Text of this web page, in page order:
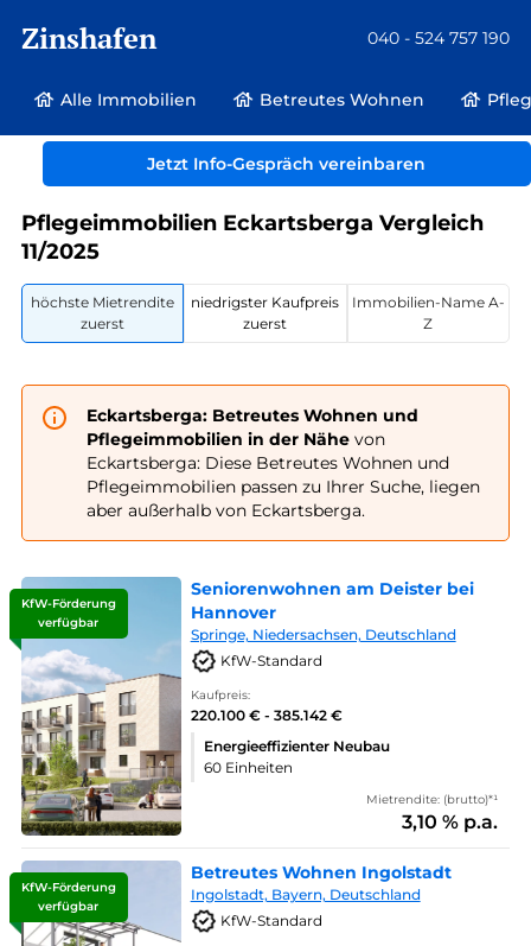
Zinshafen 040 - 524 757 190
Alle Immobilien Betreutes Wohnen
Jetzt Info-Gespräch vereinbaren
Betreutes Wohnen und Pflegeimmobilien Deutschland
Pflegeimmobilien Eckartsberga Vergleich
11/2025
höchste Mietrendite
zuerst
niedrigster Kaufpreis
zuerst
Immobilien-Name A-
Z
Eckartsberga: Betreutes Wohnen und
Pflegeimmobilien in der Nähevon
Eckartsberga: Diese Betreutes Wohnen und
Pflegeimmobilien passen zu Ihrer Suche, liegen
aber außerhalb von Eckartsberga.
KfW-Förderung
verfügbar
Seniorenwohnen am Deister bei
Hannover
Springe, Niedersachsen, Deutschland
KfW-Standard
Kaufpreis:
220.100 € - 385.142 €
Energieeffizienter Neubau
60 Einheiten
Mietrendite: (brutto)*¹
3,10 % p.a.
KfW-Förderung
verfügbar
Betreutes Wohnen Ingolstadt
Ingolstadt, Bayern, Deutschland
KfW-Standard